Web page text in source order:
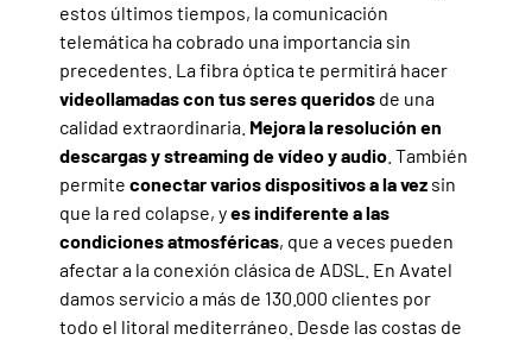
estos últimos tiempos, la comunicación
telemática ha cobrado una importancia sin
precedentes. La fibra óptica te permitirá hacer
videollamadas con tus seres queridos de una
calidad extraordinaria. Mejora la resolución en
descargas y streaming de vídeo y audio . También
permite conectar varios dispositivos a la vez sin
que la red colapse, yes indiferente a las
condiciones atmosféricas, que a veces pueden
afectar a la conexión clásica de ADSL. En Avatel
damos servicio a más de 130.000 clientes por
todo el litoral mediterráneo. Desde las costas de